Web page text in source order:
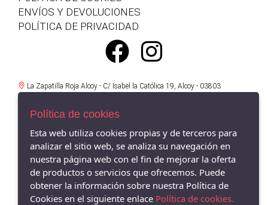
ENVÍOS Y DEVOLUCIONES
POLÍTICA DE PRIVACIDAD
La Zapatilla Roja Alcoy - C/ Isabel la Católica 19, Alcoy - 03803
(Alicante)
La Zapatilla Roja en Alameda Alcoy - Av/ Alameda Camilo Sexto 19,
Alcoy - 03803 (Alicante)
966338575
La Zapatilla Roja Cocentaina - Av/ Passeig del Comtat 63, Cocentaina -
03820 (Alicante)
965590962
Política de cookies
Esta web utiliza cookies propias y de terceros para
analizar el sitio web, se analiza su navegación en
nuestra página web con el fin de mejorar la oferta
de productos o servicios que ofrecemos. Puede
obtener la información sobre nuestra Política de
Cookies en el siguiente enlace Política de cookies.